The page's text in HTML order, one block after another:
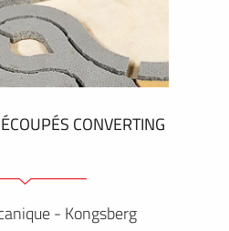
CONVERTING
- Kongsberg